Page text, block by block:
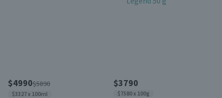
$4990$5890
$3327 x 100ml
$3790
$7580 x 100g